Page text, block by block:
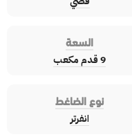
السعة
9 قدم مكعب
نوع الضاغط
انفرتر